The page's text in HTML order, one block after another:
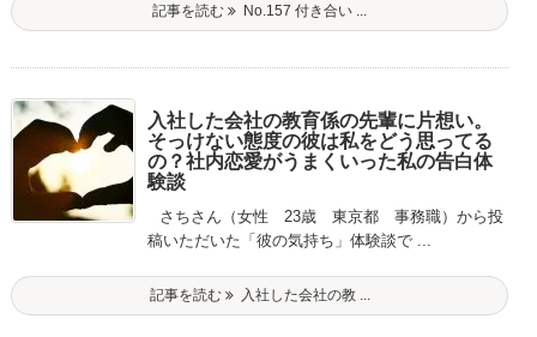
記事を読む No.157 付き合い ...
入社した会社の教育係の先輩に片想い。
そっけない態度の彼は私をどう思ってる
の？社内恋愛がうまくいった私の告白体
験談
さちさん（女性 23歳 東京都 事務職）から投
稿いただいた「彼の気持ち」体験談で ...
記事を読む 入社した会社の教 ...